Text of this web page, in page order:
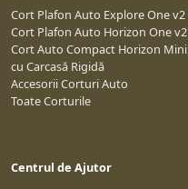
Cort Plafon Auto Explore One v2
Cort Plafon Auto Horizon One v2
Cort Auto Compact Horizon Mini
cu Carcasă Rigidă
Accesorii Corturi Auto
Toate Corturile
Centrul de Ajutor